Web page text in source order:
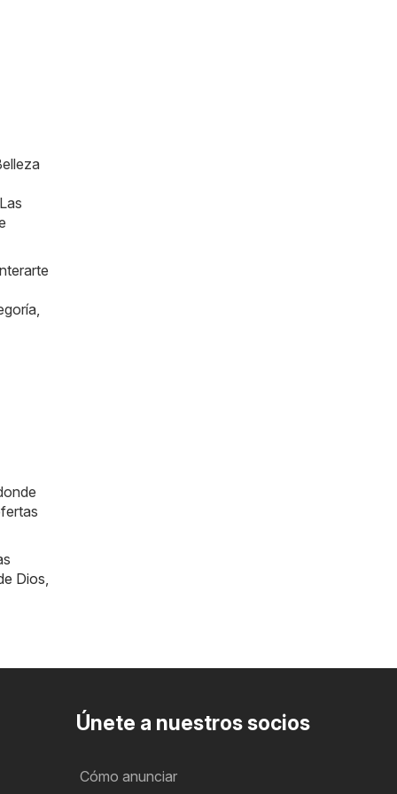
Dios,
Únete a nuestros socios
Cómo anunciar